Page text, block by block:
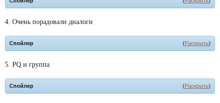
4. Очень порадовали диалоги
(Раскрыть)
Спойлер
5. PQ и группа
(Раскрыть)
Спойлер